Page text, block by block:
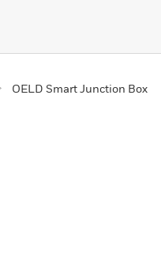
OELD Smart Junction Box